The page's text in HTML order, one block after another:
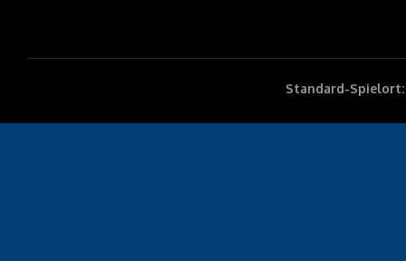
Standard-Spielort: